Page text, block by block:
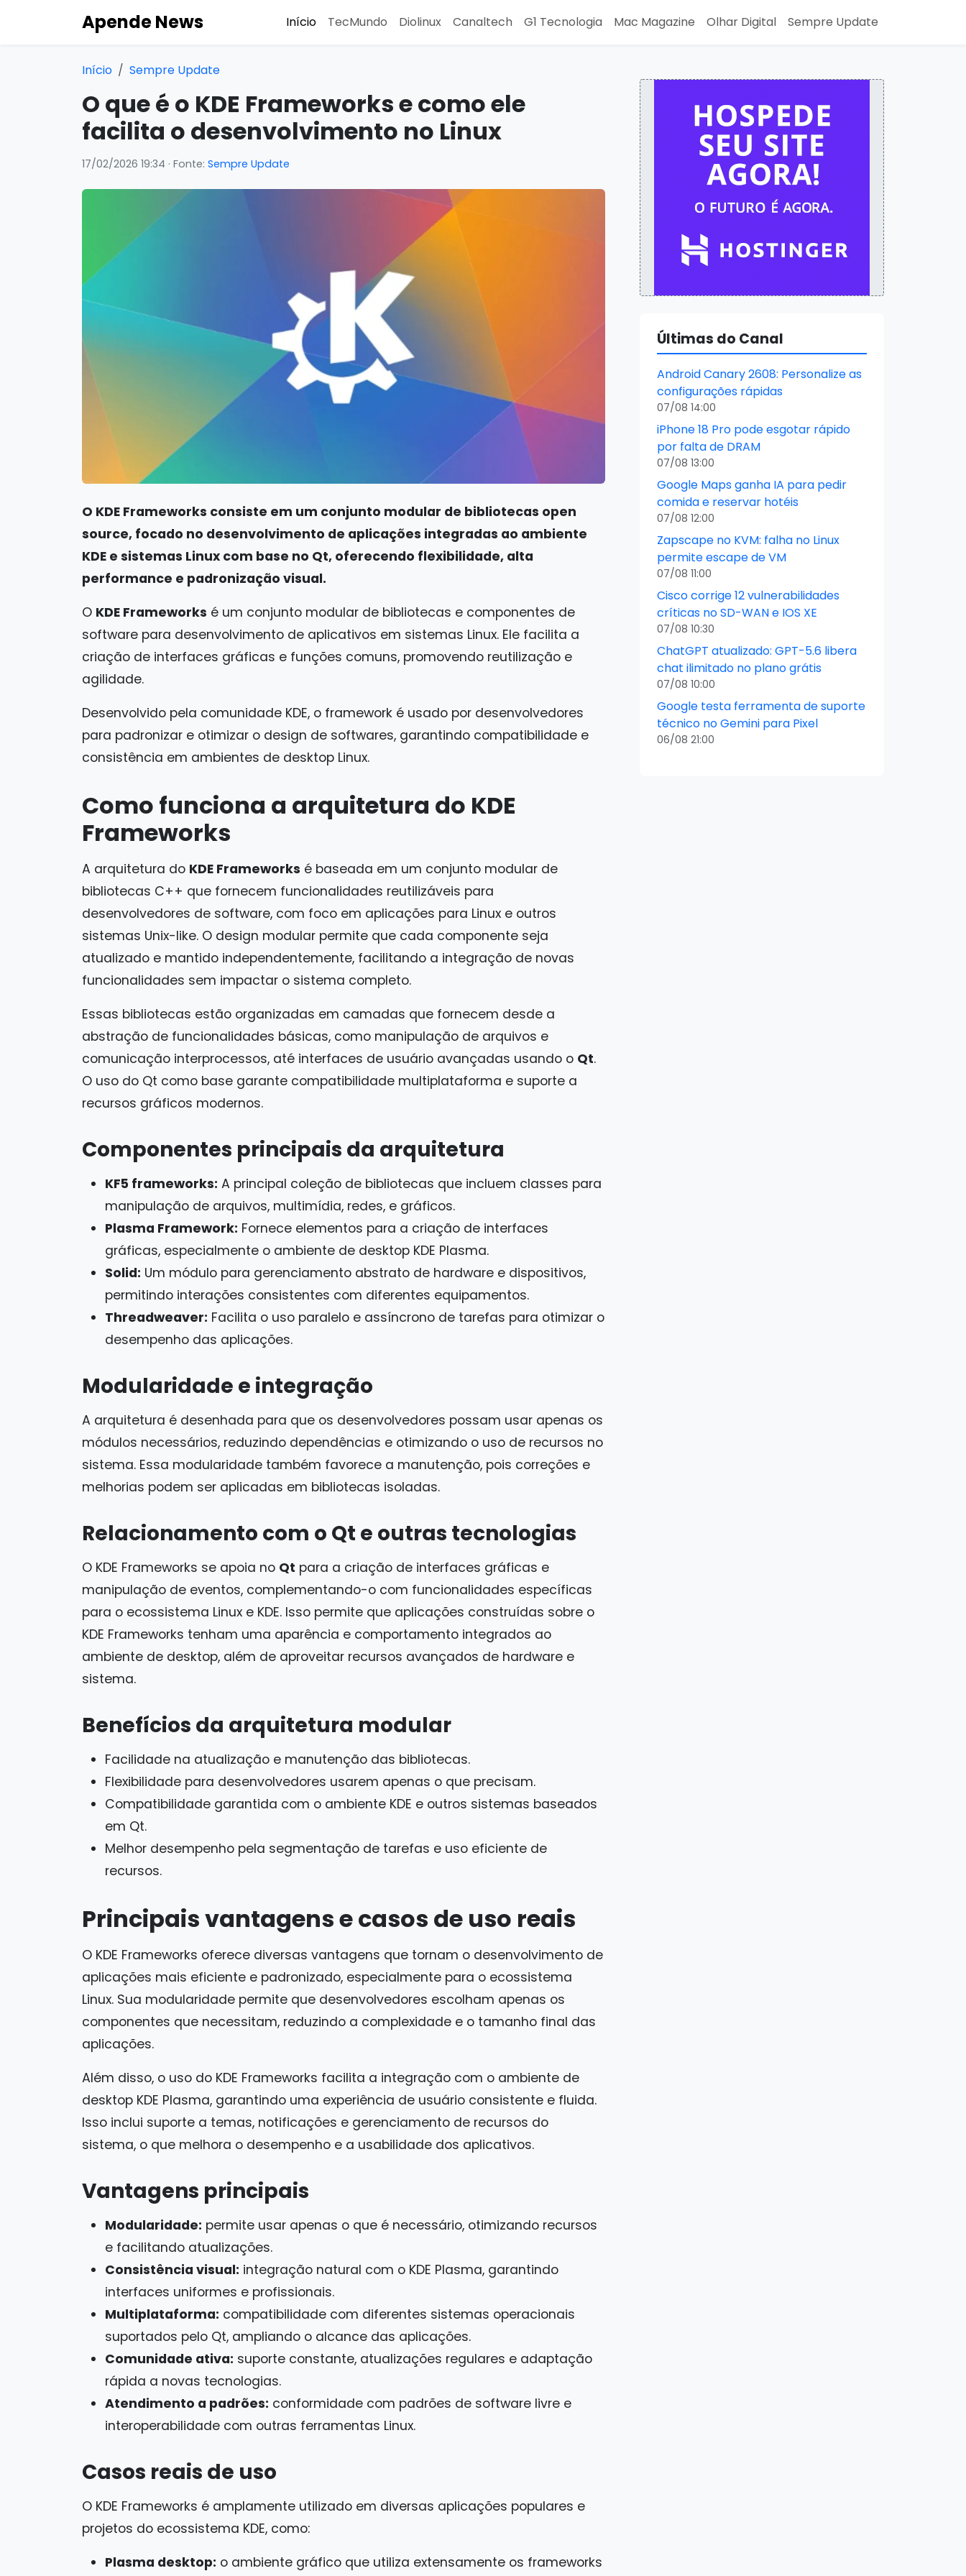
Apende News Início TecMundo Diolinux Canaltech G1 Tecnologia Mac Magazine Olhar Digital Sempre Update
Início Sempre Update
O que é o KDE Frameworks e como ele
facilita o desenvolvimento no Linux
17/02/2026 19:34 · Fonte: Sempre Update
O KDE Frameworks consiste em um conjunto modular de bibliotecas open
source, focado no desenvolvimento de aplicações integradas ao ambiente
KDE e sistemas Linux com base no Qt, oferecendo flexibilidade, alta
performance e padronização visual.
O KDE Frameworks é um conjunto modular de bibliotecas e componentes de
software para desenvolvimento de aplicativos em sistemas Linux. Ele facilita a
criação de interfaces gráficas e funções comuns, promovendo reutilização e
agilidade.
Desenvolvido pela comunidade KDE, o framework é usado por desenvolvedores
para padronizar e otimizar o design de softwares, garantindo compatibilidade e
consistência em ambientes de desktop Linux.
Como funciona a arquitetura do KDE
Frameworks
A arquitetura do KDE Frameworks é baseada em um conjunto modular de
bibliotecas C++ que fornecem funcionalidades reutilizáveis para
desenvolvedores de software, com foco em aplicações para Linux e outros
sistemas Unix-like. O design modular permite que cada componente seja
atualizado e mantido independentemente, facilitando a integração de novas
funcionalidades sem impactar o sistema completo.
Essas bibliotecas estão organizadas em camadas que fornecem desde a
abstração de funcionalidades básicas, como manipulação de arquivos e
comunicação interprocessos, até interfaces de usuário avançadas usando o Qt.
O uso do Qt como base garante compatibilidade multiplataforma e suporte a
recursos gráficos modernos.
Componentes principais da arquitetura
KF5 frameworks: A principal coleção de bibliotecas que incluem classes para
manipulação de arquivos, multimídia, redes, e gráficos.
Plasma Framework: Fornece elementos para a criação de interfaces
gráficas, especialmente o ambiente de desktop KDE Plasma.
Solid: Um módulo para gerenciamento abstrato de hardware e dispositivos,
permitindo interações consistentes com diferentes equipamentos.
Threadweaver: Facilita o uso paralelo e assíncrono de tarefas para otimizar o
desempenho das aplicações.
Modularidade e integração
A arquitetura é desenhada para que os desenvolvedores possam usar apenas os
módulos necessários, reduzindo dependências e otimizando o uso de recursos no
sistema. Essa modularidade também favorece a manutenção, pois correções e
melhorias podem ser aplicadas em bibliotecas isoladas.
Relacionamento com o Qt e outras tecnologias
O KDE Frameworks se apoia no Qt para a criação de interfaces gráficas e
manipulação de eventos, complementando-o com funcionalidades específicas
para o ecossistema Linux e KDE. Isso permite que aplicações construídas sobre o
KDE Frameworks tenham uma aparência e comportamento integrados ao
ambiente de desktop, além de aproveitar recursos avançados de hardware e
sistema.
Benefícios da arquitetura modular
Facilidade na atualização e manutenção das bibliotecas.
Flexibilidade para desenvolvedores usarem apenas o que precisam.
Compatibilidade garantida com o ambiente KDE e outros sistemas baseados
em Qt.
Melhor desempenho pela segmentação de tarefas e uso eficiente de
recursos.
Principais vantagens e casos de uso reais
O KDE Frameworks oferece diversas vantagens que tornam o desenvolvimento de
aplicações mais eficiente e padronizado, especialmente para o ecossistema
Linux. Sua modularidade permite que desenvolvedores escolham apenas os
componentes que necessitam, reduzindo a complexidade e o tamanho final das
aplicações.
Além disso, o uso do KDE Frameworks facilita a integração com o ambiente de
desktop KDE Plasma, garantindo uma experiência de usuário consistente e fluida.
Isso inclui suporte a temas, notificações e gerenciamento de recursos do
sistema, o que melhora o desempenho e a usabilidade dos aplicativos.
Vantagens principais
Modularidade: permite usar apenas o que é necessário, otimizando recursos
e facilitando atualizações.
Consistência visual: integração natural com o KDE Plasma, garantindo
interfaces uniformes e profissionais.
Multiplataforma: compatibilidade com diferentes sistemas operacionais
suportados pelo Qt, ampliando o alcance das aplicações.
Comunidade ativa: suporte constante, atualizações regulares e adaptação
rápida a novas tecnologias.
Atendimento a padrões: conformidade com padrões de software livre e
interoperabilidade com outras ferramentas Linux.
Casos reais de uso
O KDE Frameworks é amplamente utilizado em diversas aplicações populares e
projetos do ecossistema KDE, como:
Plasma desktop: o ambiente gráfico que utiliza extensamente os frameworks
Últimas do Canal
Android Canary 2608: Personalize as
configurações rápidas
07/08 14:00
iPhone 18 Pro pode esgotar rápido
por falta de DRAM
07/08 13:00
Google Maps ganha IA para pedir
comida e reservar hotéis
07/08 12:00
Zapscape no KVM: falha no Linux
permite escape de VM
07/08 11:00
Cisco corrige 12 vulnerabilidades
críticas no SD-WAN e IOS XE
07/08 10:30
ChatGPT atualizado: GPT-5.6 libera
chat ilimitado no plano grátis
07/08 10:00
Google testa ferramenta de suporte
técnico no Gemini para Pixel
06/08 21:00